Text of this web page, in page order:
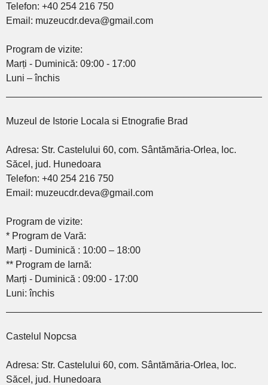
Telefon: +40 254 216 750
Email: muzeucdr.deva@gmail.com
Program de vizite:
Marți - Duminică: 09:00 - 17:00
Luni – închis
Muzeul de Istorie Locala si Etnografie Brad
Adresa: Str. Castelului 60, com. Sântămăria-Orlea, loc.
Săcel, jud. Hunedoara
Telefon: +40 254 216 750
Email: muzeucdr.deva@gmail.com
Program de vizite:
* Program de Vară:
Marți - Duminică : 10:00 – 18:00
** Program de Iarnă:
Marți - Duminică : 09:00 - 17:00
Luni: închis
Castelul Nopcsa
Adresa: Str. Castelului 60, com. Sântămăria-Orlea, loc.
Săcel, jud. Hunedoara